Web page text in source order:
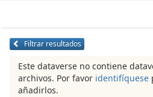
Filtrar resultados
Este dataverse no contiene
archivos. Por favor identifíquese
añadirlos.